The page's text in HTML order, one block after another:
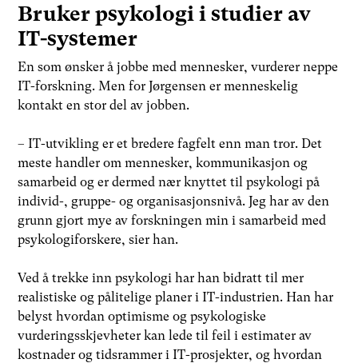
Bruker psykologi i studier av
IT-systemer
En som ønsker å jobbe med mennesker, vurderer neppe
IT-forskning. Men for Jørgensen er menneskelig
kontakt en stor del av jobben.
– IT-utvikling er et bredere fagfelt enn man tror. Det
meste handler om mennesker, kommunikasjon og
samarbeid og er dermed nær knyttet til psykologi på
individ-, gruppe- og organisasjonsnivå. Jeg har av den
grunn gjort mye av forskningen min i samarbeid med
psykologiforskere, sier han.
Ved å trekke inn psykologi har han bidratt til mer
realistiske og pålitelige planer i IT-industrien. Han har
belyst hvordan optimisme og psykologiske
vurderingsskjevheter kan lede til feil i estimater av
kostnader og tidsrammer i IT-prosjekter, og hvordan